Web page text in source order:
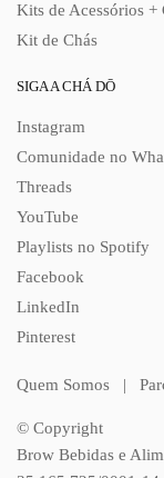
Kits de Acessórios +
Kit de Chás
SIGA A CHÁ DŌ
Instagram
Comunidade no
Threads
YouTube
Playlists no Spotify
Facebook
LinkedIn
Pinterest
Quem Somos |
© Copyright
Brow Bebidas e